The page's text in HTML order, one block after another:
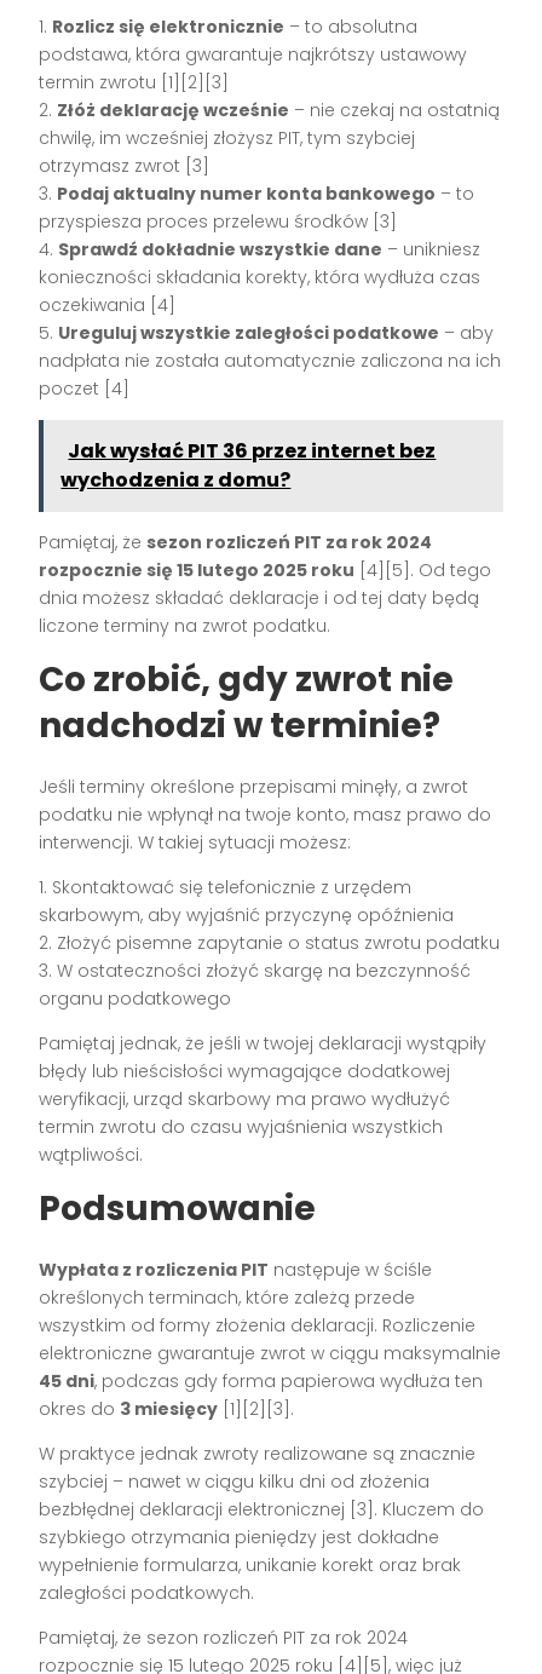
1. Rozlicz się elektronicznie – to absolutna
podstawa, która gwarantuje najkrótszy ustawowy
termin zwrotu [1][2][3]
2. Złóż deklarację wcześnie – nie czekaj na ostatnią
chwilę, im wcześniej złożysz PIT, tym szybciej
otrzymasz zwrot [3]
3. Podaj aktualny numer konta bankowego – to
przyspiesza proces przelewu środków [3]
4. Sprawdź dokładnie wszystkie dane – unikniesz
konieczności składania korekty, która wydłuża czas
oczekiwania [4]
5. Ureguluj wszystkie zaległości podatkowe – aby
nadpłata nie została automatycznie zaliczona na ich
poczet [4]
Jak wysłać PIT 36 przez internet bez
wychodzenia z domu?
Pamiętaj, że sezon rozliczeń PIT za rok 2024
rozpocznie się 15 lutego 2025 roku [4][5]. Od tego
dnia możesz składać deklaracje i od tej daty będą
liczone terminy na zwrot podatku.
Co zrobić, gdy zwrot nie
nadchodzi w terminie?
Jeśli terminy określone przepisami minęły, a zwrot
podatku nie wpłynął na twoje konto, masz prawo do
interwencji. W takiej sytuacji możesz:
1. Skontaktować się telefonicznie z urzędem
skarbowym, aby wyjaśnić przyczynę opóźnienia
2. Złożyć pisemne zapytanie o status zwrotu podatku
3. W ostateczności złożyć skargę na bezczynność
organu podatkowego
Pamiętaj jednak, że jeśli w twojej deklaracji wystąpiły
błędy lub nieścisłości wymagające dodatkowej
weryfikacji, urząd skarbowy ma prawo wydłużyć
termin zwrotu do czasu wyjaśnienia wszystkich
wątpliwości.
Podsumowanie
Wypłata z rozliczenia PIT następuje w ściśle
określonych terminach, które zależą przede
wszystkim od formy złożenia deklaracji. Rozliczenie
elektroniczne gwarantuje zwrot w ciągu maksymalnie
45 dni, podczas gdy forma papierowa wydłuża ten
okres do 3 miesięcy [1][2][3].
W praktyce jednak zwroty realizowane są znacznie
szybciej – nawet w ciągu kilku dni od złożenia
bezbłędnej deklaracji elektronicznej [3]. Kluczem do
szybkiego otrzymania pieniędzy jest dokładne
wypełnienie formularza, unikanie korekt oraz brak
zaległości podatkowych.
Pamiętaj, że sezon rozliczeń PIT za rok 2024
rozpocznie się 15 lutego 2025 roku [4][5], więc już